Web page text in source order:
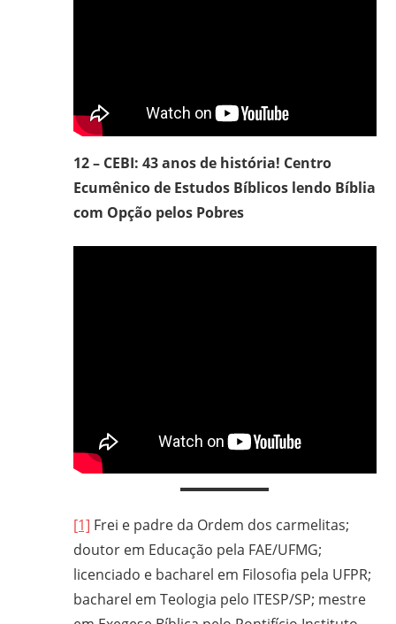
12 – CEBI: 43 anos de história! Centro
Ecumênico de Estudos Bíblicos lendo Bíblia
com Opção pelos Pobres
[1] Frei e padre da Ordem dos carmelitas;
doutor em Educação pela FAE/UFMG;
licenciado e bacharel em Filosofia pela UFPR;
bacharel em Teologia pelo ITESP/SP; mestre